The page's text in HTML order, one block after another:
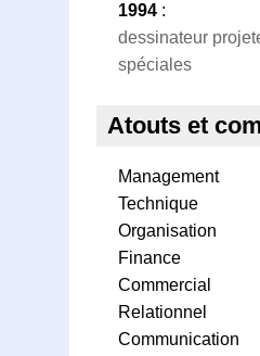
1994 :
dessinateur
spéciales
Atouts et
Management
Technique
Organisation
Finance
Commercial
Relationnel
Communication